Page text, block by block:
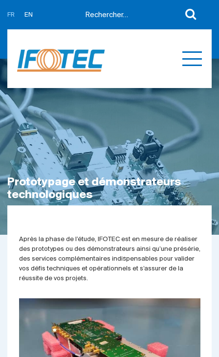
FR EN
Actualités
Support
Contact
Mes devis
Expertises
Développement sur mesure
Produits
Références
Prototypage et démonstrateurs
technologiques
Après la phase de l’étude, IFOTEC est en mesure de réaliser
des prototypes ou des démonstrateurs ainsi qu’une présérie,
des services complémentaires indispensables pour valider
vos défis techniques et opérationnels et s’assurer de la
réussite de vos projets.